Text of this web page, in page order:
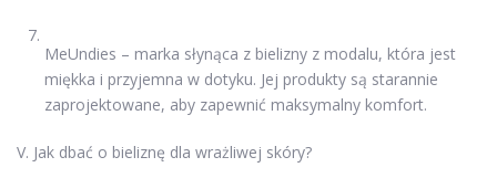
MeUndies – marka słynąca z bielizny z modalu, która jest
miękka i przyjemna w dotyku. Jej produkty są starannie
zaprojektowane, aby zapewnić maksymalny komfort.
V. Jak dbać o bieliznę dla wrażliwej skóry?